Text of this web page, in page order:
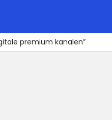
premium kanalen”